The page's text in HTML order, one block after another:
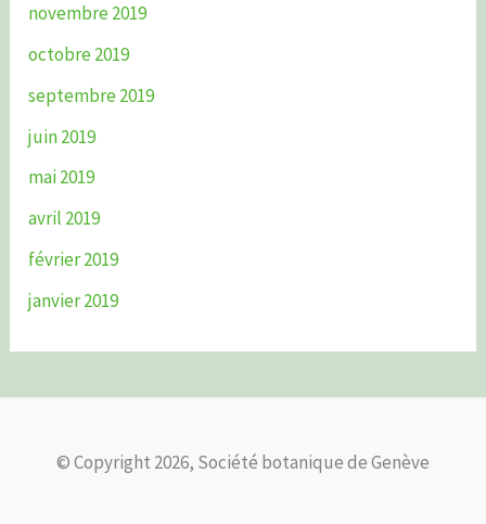
novembre 2019
octobre 2019
septembre 2019
juin 2019
mai 2019
avril 2019
février 2019
janvier 2019
© Copyright 2026, Société botanique de Genève